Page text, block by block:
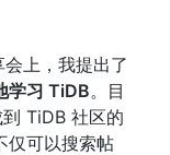
上，我提出了
学习 TiDB。目
TiDB 社区的
仅可以搜索帖